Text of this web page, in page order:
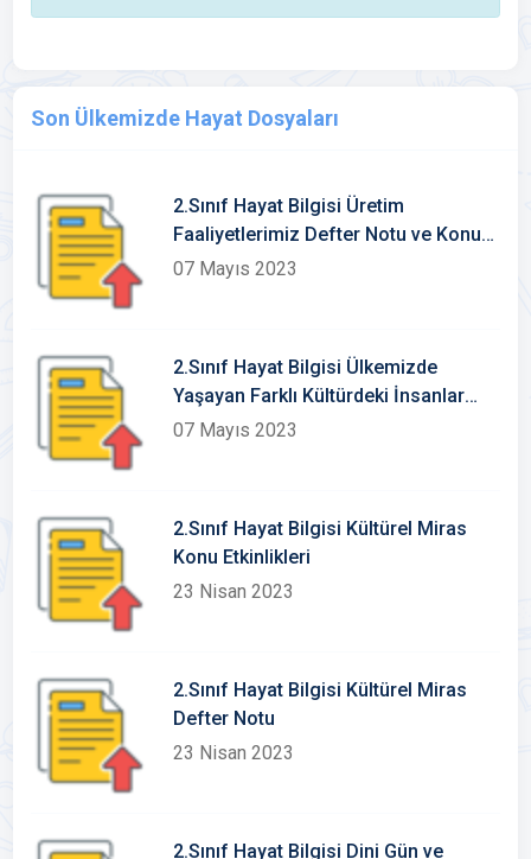
Son Ülkemizde Hayat Dosyaları
2.Sınıf Hayat Bilgisi Üretim
Faaliyetlerimiz Defter Notu ve Konu
Etkinliklerii
07 Mayıs 2023
2.Sınıf Hayat Bilgisi Ülkemizde
Yaşayan Farklı Kültürdeki İnsanlar
Defter Notu-Konu Etkinlikleri
07 Mayıs 2023
2.Sınıf Hayat Bilgisi Kültürel Miras
Konu Etkinlikleri
23 Nisan 2023
2.Sınıf Hayat Bilgisi Kültürel Miras
Defter Notu
23 Nisan 2023
2.Sınıf Hayat Bilgisi Dini Gün ve